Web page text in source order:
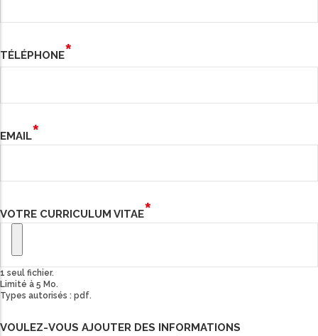
TÉLÉPHONE
EMAIL
VOTRE CURRICULUM VITAE
1 seul fichier.
Limité à 5 Mo.
Types autorisés : pdf.
VOULEZ-VOUS AJOUTER DES INFORMATIONS